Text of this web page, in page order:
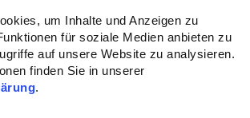
um Inhalte und Anzeigen zu
für soziale Medien anbieten zu
auf unsere Website zu analysieren.
finden Sie in unserer
zu identifizieren und Kräfte
zu bündeln.
intersektional und interdisziplinär